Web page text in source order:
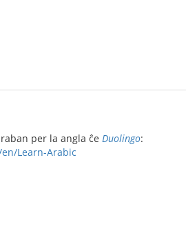
per la angla ĉe Duolingo:
Learn-Arabic